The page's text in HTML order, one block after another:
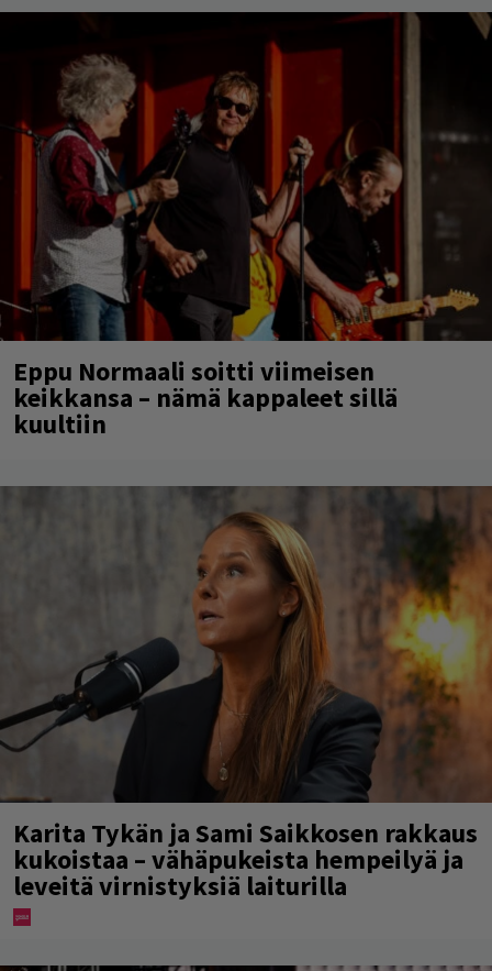
Eppu Normaali soitti viimeisen
keikkansa – nämä kappaleet sillä
kuultiin
Karita Tykän ja Sami Saikkosen rakkaus
kukoistaa – vähäpukeista hempeilyä ja
leveitä virnistyksiä laiturilla